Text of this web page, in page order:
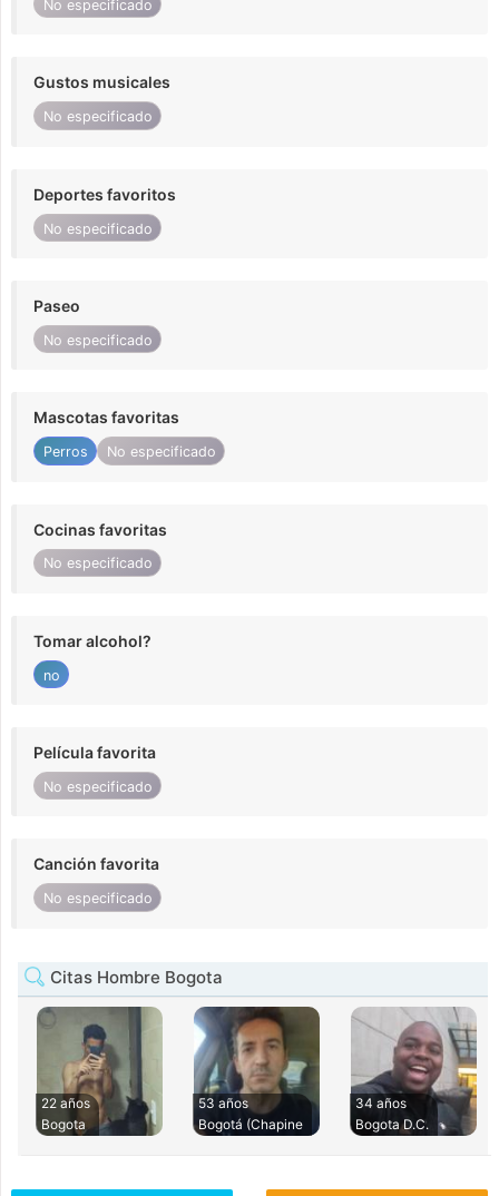
No especificado
Gustos musicales
No especificado
Deportes favoritos
No especificado
Paseo
No especificado
Mascotas favoritas
Perros No especificado
Cocinas favoritas
No especificado
Tomar alcohol?
no
Película favorita
No especificado
Canción favorita
No especificado
Citas Hombre Bogota
22 años
Bogota
53 años
Bogotá (Chapine
34 años
Bogota D.C.